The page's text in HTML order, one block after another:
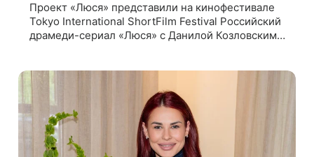
Проект «Люся» представили на кинофестивале
Tokyo International ShortFilm Festival Российский
драмеди-сериал «Люся» с Данилой Козловским и
кинофестиваля